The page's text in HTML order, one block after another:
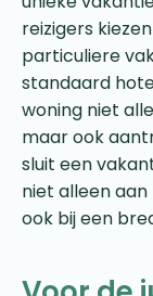
reizigers
particuliere
standaard
woning niet
maar ook
sluit een
niet alleen
ook bij een